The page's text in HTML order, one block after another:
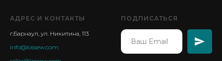
АДРЕС И КОНТАКТЫ
г.Барнаул, ул. Никитина, 113
info@lossew.com
ПОДПИСАТЬСЯ